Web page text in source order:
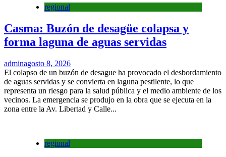
regional
Casma: Buzón de desagüe colapsa y
forma laguna de aguas servidas
adminagosto 8, 2026
El colapso de un buzón de desague ha provocado el desbordamiento
de aguas servidas y se convierta en laguna pestilente, lo que
representa un riesgo para la salud pública y el medio ambiente de los
vecinos. La emergencia se produjo en la obra que se ejecuta en la
zona entre la Av. Libertad y Calle...
regional